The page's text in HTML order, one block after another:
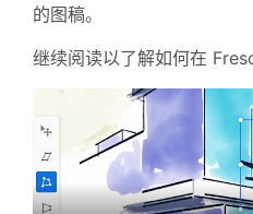
的图稿。
继续阅读以了解如何在